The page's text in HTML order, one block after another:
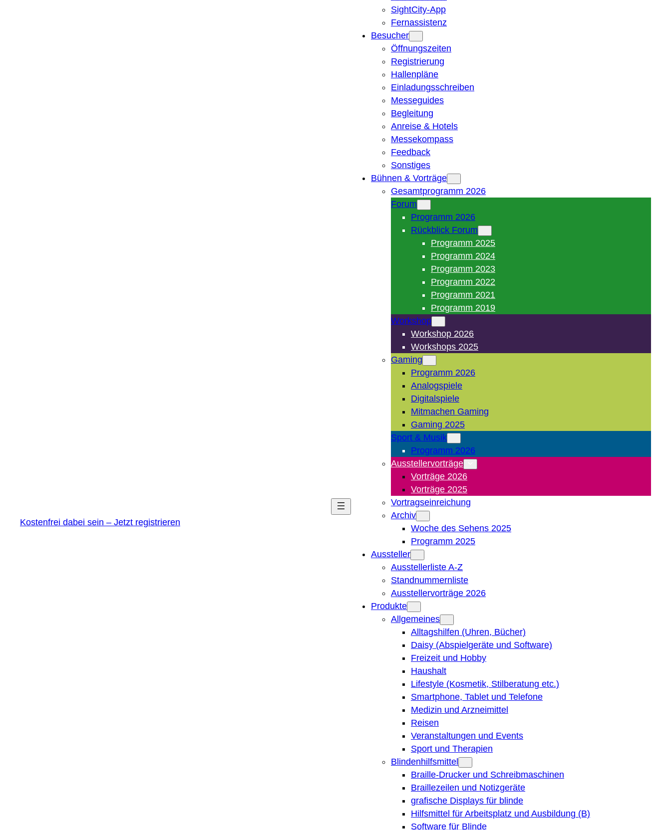
Kostenfrei dabei sein – Jetzt registrieren
SightCity-App
Fernassistenz
Besucher
Öffnungszeiten
Registrierung
Hallenpläne
Einladungsschreiben
Messeguides
Begleitung
Anreise & Hotels
Messekompass
Feedback
Sonstiges
Bühnen & Vorträge
Gesamtprogramm 2026
Forum
Programm 2026
Rückblick Forum
Programm 2025
Programm 2024
Programm 2023
Programm 2022
Programm 2021
Programm 2019
Workshop
Workshop 2026
Workshops 2025
Gaming
Programm 2026
Analogspiele
Digitalspiele
Mitmachen Gaming
Gaming 2025
Sport & Musik
Programm 2026
Ausstellervorträge
Vorträge 2026
Vorträge 2025
Vortragseinreichung
Archiv
Woche des Sehens 2025
Programm 2025
Aussteller
Ausstellerliste A-Z
Standnummernliste
Ausstellervorträge 2026
Produkte
Allgemeines
Alltagshilfen (Uhren, Bücher)
Daisy (Abspielgeräte und Software)
Freizeit und Hobby
Haushalt
Lifestyle (Kosmetik, Stilberatung etc.)
Smartphone, Tablet und Telefone
Medizin und Arzneimittel
Reisen
Veranstaltungen und Events
Sport und Therapien
Blindenhilfsmittel
Braille-Drucker und Schreibmaschinen
Braillezeilen und Notizgeräte
grafische Displays für blinde
Hilfsmittel für Arbeitsplatz und Ausbildung (B)
Software für Blinde